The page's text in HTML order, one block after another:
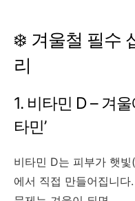
❄️ 겨울철 필수
리
1. 비타민 D – 겨
타민’
비타민 D는 피부가 햇
에서 직접 만들어집니다.